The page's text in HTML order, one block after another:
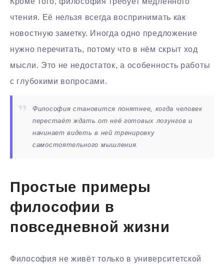
чтения. Её нельзя всегда воспринимать как
новостную заметку. Иногда одно предложение
нужно перечитать, потому что в нём скрыт ход
мысли. Это не недостаток, а особенность работы
с глубокими вопросами.
Философия становится понятнее, когда человек
перестаёт ждать от неё готовых лозунгов и
начинает видеть в ней тренировку
самостоятельного мышления.
Простые примеры
философии в
повседневной жизни
Философия не живёт только в университетской